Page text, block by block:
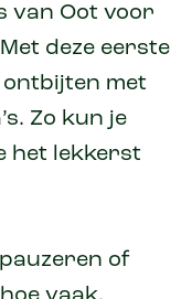
van Oot voor
deze eerste
ontbijten met
Zo kun je
het lekkerst
of